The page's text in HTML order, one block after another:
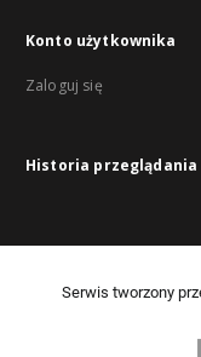
Konto użytkownika
Zaloguj się
Historia przeglądania
Serwis tworzony